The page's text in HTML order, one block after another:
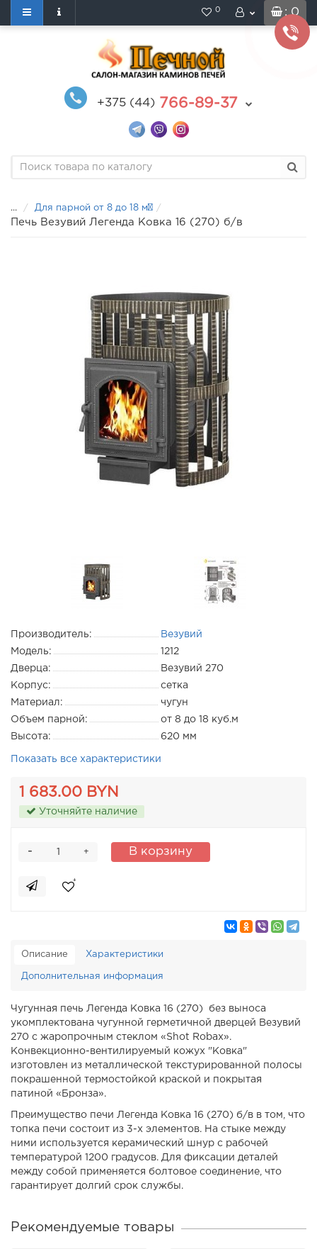
: 0
0
+375 (44) 766-89-37
... Для парной от 8 до 18 м³
Печь Везувий Легенда Ковка 16 (270) б/в
Производитель:
Везувий
Модель:
1212
Дверца:
Везувий 270
Корпус:
сетка
Материал:
чугун
Объем парной:
от 8 до 18 куб.м
Высота:
620 мм
Показать все характеристики
1 683.00 BYN
Уточняйте наличие
+
- В корзину
Описание Характеристики
Дополнительная информация
Чугунная печь Легенда Ковка 16 (270) без выноса
укомплектована чугунной герметичной дверцей Везувий
270 с жаропрочным стеклом «Shot Robax».
Конвекционно-вентилируемый кожух "Ковка"
изготовлен из металлической текстурированной полосы
покрашенной термостойкой краской и покрытая
патиной «Бронза».
Преимущество печи Легенда Ковка 16 (270) б/в в том, что
топка печи состоит из 3-х элементов. На стыке между
ними используется керамический шнур с рабочей
температурой 1200 градусов. Для фиксации деталей
между собой применяется болтовое соединение, что
гарантирует долгий срок службы.
Рекомендуемые товары